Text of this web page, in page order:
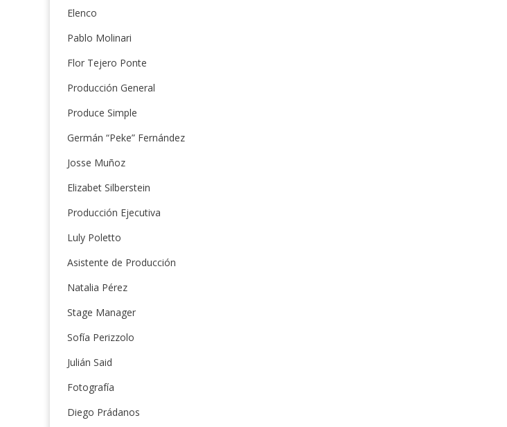
Elenco
Pablo Molinari
Flor Tejero Ponte
Producción General
Produce Simple
Germán “Peke” Fernández
Josse Muñoz
Elizabet Silberstein
Producción Ejecutiva
Luly Poletto
Asistente de Producción
Natalia Pérez
Stage Manager
Sofía Perizzolo
Julián Said
Fotografía
Diego Prádanos